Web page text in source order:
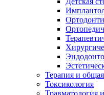
Терапия и
Токсикология
Травматология